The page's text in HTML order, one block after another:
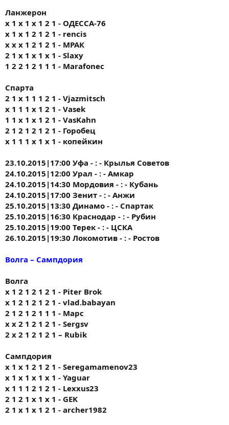
Ланжерон
х 1 х 1 х 1 2 1 - ОДЕССА-76
x 1 x 1 2 1 2 1 - rencis
х х х 1 2 1 2 1 - МРАК
2 1 х 1 х 1 х 1 - Slaxy
1 2 2 1 2 1 1 1 - Marafonec
Спарта
2 1 х 1 1 1 2 1 - Vjazmitsch
x 1 1 1 х 1 2 1 - Vasek
1 1 х 1 х 1 2 1 - VasKahn
2 1 2 1 2 1 2 1 - Горобец
х 1 1 1 х 1 х 1 - копейкин
23.10.2015|17:00 Уфа - : - Крылья Советов
24.10.2015|12:00 Урал - : - Амкар
24.10.2015|14:30 Мордовия - : - Кубань
24.10.2015|17:00 Зенит - : - Анжи
25.10.2015|13:30 Динамо - : - Спартак
25.10.2015|16:30 Краснодар - : - Рубин
25.10.2015|19:00 Терек - : - ЦСКА
26.10.2015|19:30 Локомотив - : - Ростов
Волга – Сампдория
Волга
х 1 2 1 2 1 2 1 - Piter Brok
х 1 2 1 2 1 2 1 - vlad.babayan
2 1 2 1 2 1 1 1 - Марс
х х 2 1 2 1 2 1 - Sergsv
2 х 2 1 2 1 2 1 – Rubik
Сампдория
х 1 х 1 2 1 2 1 - Seregamamenov23
х 1 х 1 х 1 х 1 - Yaguar
х 1 1 1 2 1 2 1 - Lexxus23
2 1 2 1 х 1 х 1 - GEK
2 1 х 1 х 1 2 1 - archer1982